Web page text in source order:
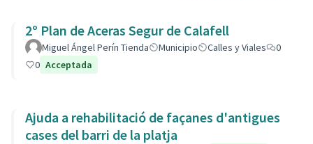
2º Plan de Aceras Segur de Calafell
Miguel Ángel Perín Tienda Municipio Calles y Viales
0
0 Acceptada
Ajuda a rehabilitació de façanes d'antigues
cases del barri de la platja